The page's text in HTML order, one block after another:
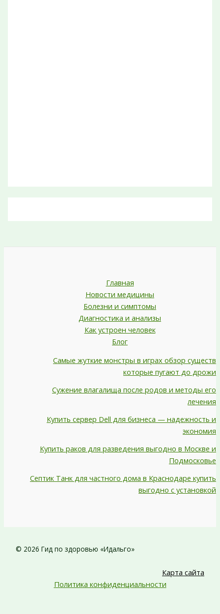
Главная
Новости медицины
Болезни и симптомы
Диагностика и анализы
Как устроен человек
Блог
Самые жуткие монстры в играх обзор существ
которые пугают до дрожи
Сужение влагалища после родов и методы его
лечения
Купить сервер Dell для бизнеса — надежность и
экономия
Купить раков для разведения выгодно в Москве и
Подмосковье
Септик Танк для частного дома в Краснодаре купить
выгодно с установкой
© 2026 Гид по здоровью «Идальго»
Карта сайта
Политика конфиденциальности